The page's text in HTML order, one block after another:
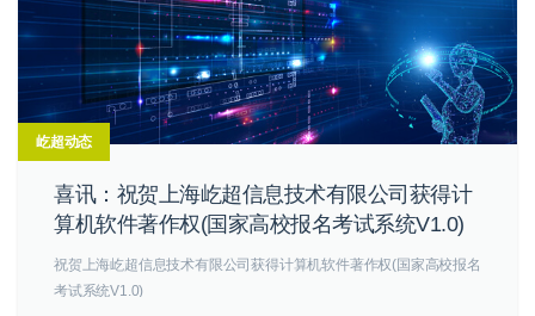
屹超动态
喜讯：祝贺上海屹超信息技术有限公司获得计
算机软件著作权(国家高校报名考试系统V1.0)
祝贺上海屹超信息技术有限公司获得计算机软件著作权(国家高校报名
考试系统V1.0)